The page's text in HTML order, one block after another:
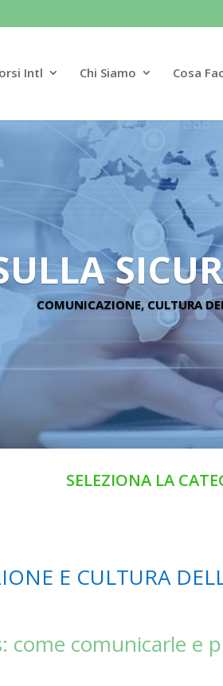
Intl Chi Siamo Cosa
COMUNICAZIONE, CULTURA
SELEZIONA LA
E CULTURA
come comunicarle e